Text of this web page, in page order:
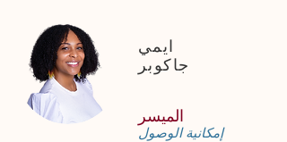
ايمي
جاكوبر
الميسر
إمكانية الوصول